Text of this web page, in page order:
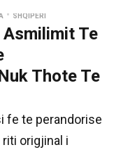
• SHQIPËRI
Asmilimit Te
Thote Te
fe te perandorise
origjinal i